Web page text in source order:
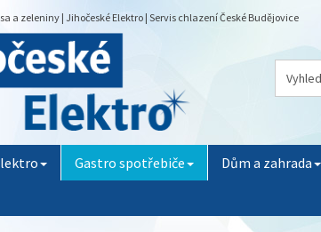
a zeleniny | Jihočeské Elektro | Servis chlazení České Budějovice
Gastro spotřebiče Dům a zahrada